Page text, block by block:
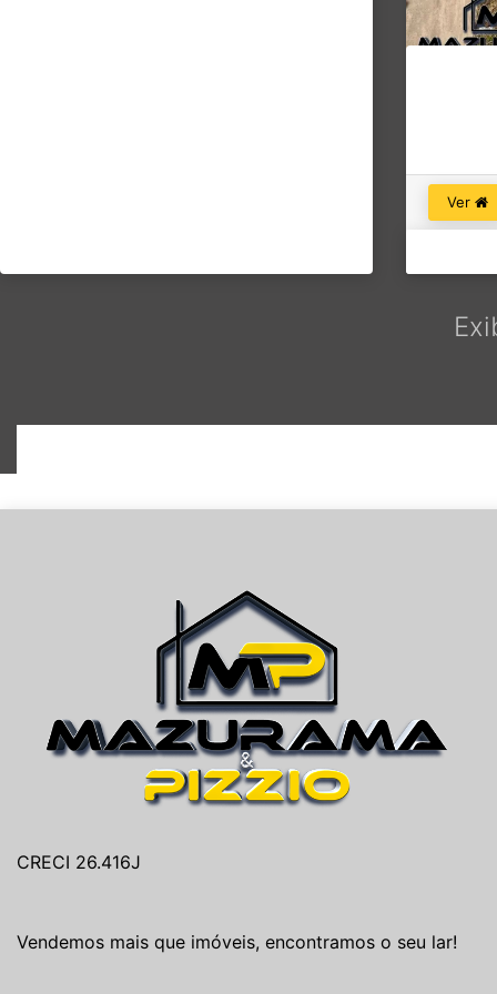
Ver
CRECI 26.416J
Vendemos mais que imóveis, encontramos o seu lar!